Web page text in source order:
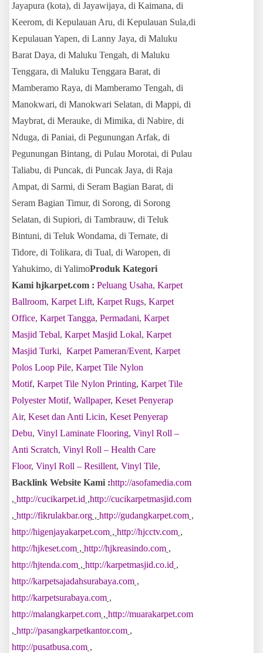
Jayapura (kota), di Jayawijaya, di Kaimana, di
Keerom, di Kepulauan Aru, di Kepulauan Sula,di
Kepulauan Yapen, di Lanny Jaya, di Maluku
Barat Daya, di Maluku Tengah, di Maluku
Tenggara, di Maluku Tenggara Barat, di
Mamberamo Raya, di Mamberamo Tengah, di
Manokwari, di Manokwari Selatan, di Mappi, di
Maybrat, di Merauke, di Mimika, di Nabire, di
Nduga, di Paniai, di Pegunungan Arfak, di
Pegunungan Bintang, di Pulau Morotai, di Pulau
Taliabu, di Puncak, di Puncak Jaya, di Raja
Ampat, di Sarmi, di Seram Bagian Barat, di
Seram Bagian Timur, di Sorong, di Sorong
Selatan, di Supiori, di Tambrauw, di Teluk
Bintuni, di Teluk Wondama, di Ternate, di
Tidore, di Tolikara, di Tual, di Waropen, di
Yahukimo, di YalimoProduk Kategori
Kami hjkarpet.com : Peluang Usaha, Karpet
Ballroom, Karpet Lift, Karpet Rugs, Karpet
Office, Karpet Tangga, Permadani, Karpet
Masjid Tebal, Karpet Masjid Lokal, Karpet
Masjid Turki, Karpet Pameran/Event, Karpet
Polos Loop Pile, Karpet Tile Nylon
Motif, Karpet Tile Nylon Printing, Karpet Tile
Polyester Motif, Wallpaper, Keset Penyerap
Air, Keset dan Anti Licin, Keset Penyerap
Debu, Vinyl Laminate Flooring, Vinyl Roll –
Anti Scratch, Vinyl Roll – Health Care
Floor, Vinyl Roll – Resillent, Vinyl Tile,
Backlink Website Kami :http://asofamedia.com
, http://cucikarpet.id ,http://cucikarpetmasjid.com
, http://fikrulakbar.org , http://gudangkarpet.com ,
http://higenjayakarpet.com , http://hjcctv.com ,
http://hjkeset.com , http://hjkreasindo.com ,
http://hjtenda.com , http://karpetmasjid.co.id ,
http://karpetsajadahsurabaya.com ,
http://karpetsurabaya.com ,
http://malangkarpet.com , http://muarakarpet.com
, http://pasangkarpetkantor.com ,
http://pusatbusa.com ,